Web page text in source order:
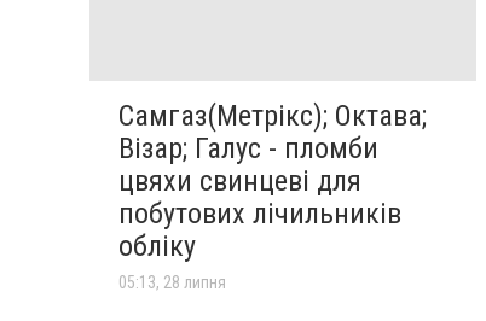
Самгаз(Метрікс); Октава;
Візар; Галус - пломби
цвяхи свинцеві для
побутових лічильників
обліку
05:13, 28 липня